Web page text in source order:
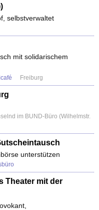
selbstverwaltet
mit solidarischem
Freiburg
im BUND-Büro (Wilhelmstr.
unterstützen
Theater mit der